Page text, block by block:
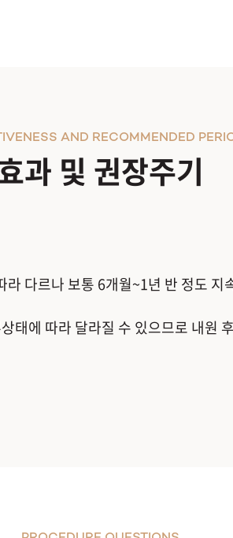
과 및 권장주기
AND RECOMMENDED
라 다르나 보통 6개월~1년 반 정도 지
태에 따라 달라질 수 있으므로 내원